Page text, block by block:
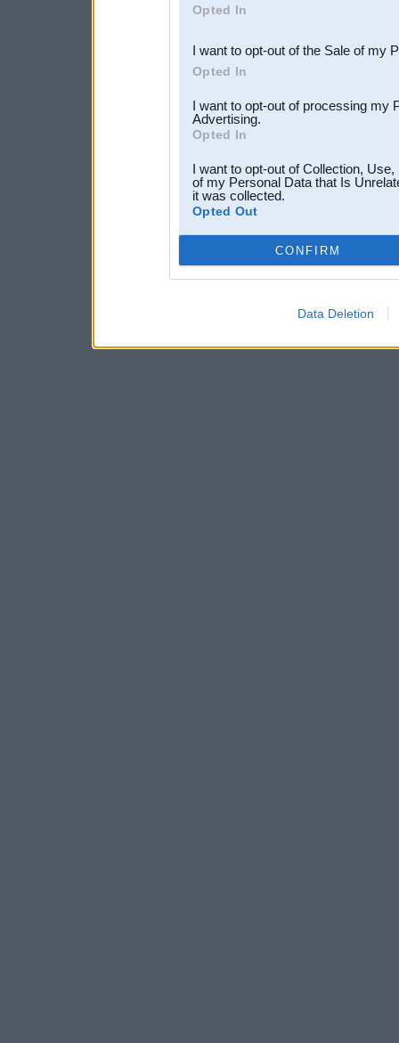
third parties.
Opted In
I want to opt-out of the Sale of my
Opted In
I want to opt-out of processing my
Advertising.
Opted In
I want to opt-out of Collection,
of my Personal Data that Is
it was collected.
Opted Out
CONFIRM
Data Deletion